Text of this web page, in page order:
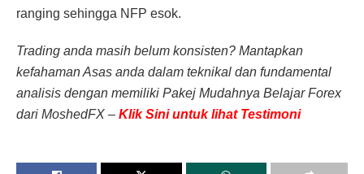
ranging sehingga NFP esok.
Trading anda masih belum konsisten? Mantapkan
kefahaman Asas anda dalam teknikal dan fundamental
analisis dengan memiliki Pakej Mudahnya Belajar Forex
dari MoshedFX – Klik Sini untuk lihat Testimoni